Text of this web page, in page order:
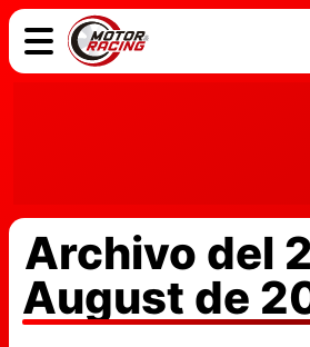
Archivo del
August de